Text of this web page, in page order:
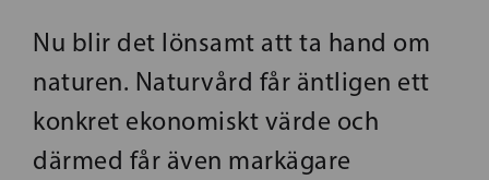
Nu blir det lönsamt att ta hand om
naturen. Naturvård får äntligen ett
konkret ekonomiskt värde och
därmed får även markägare